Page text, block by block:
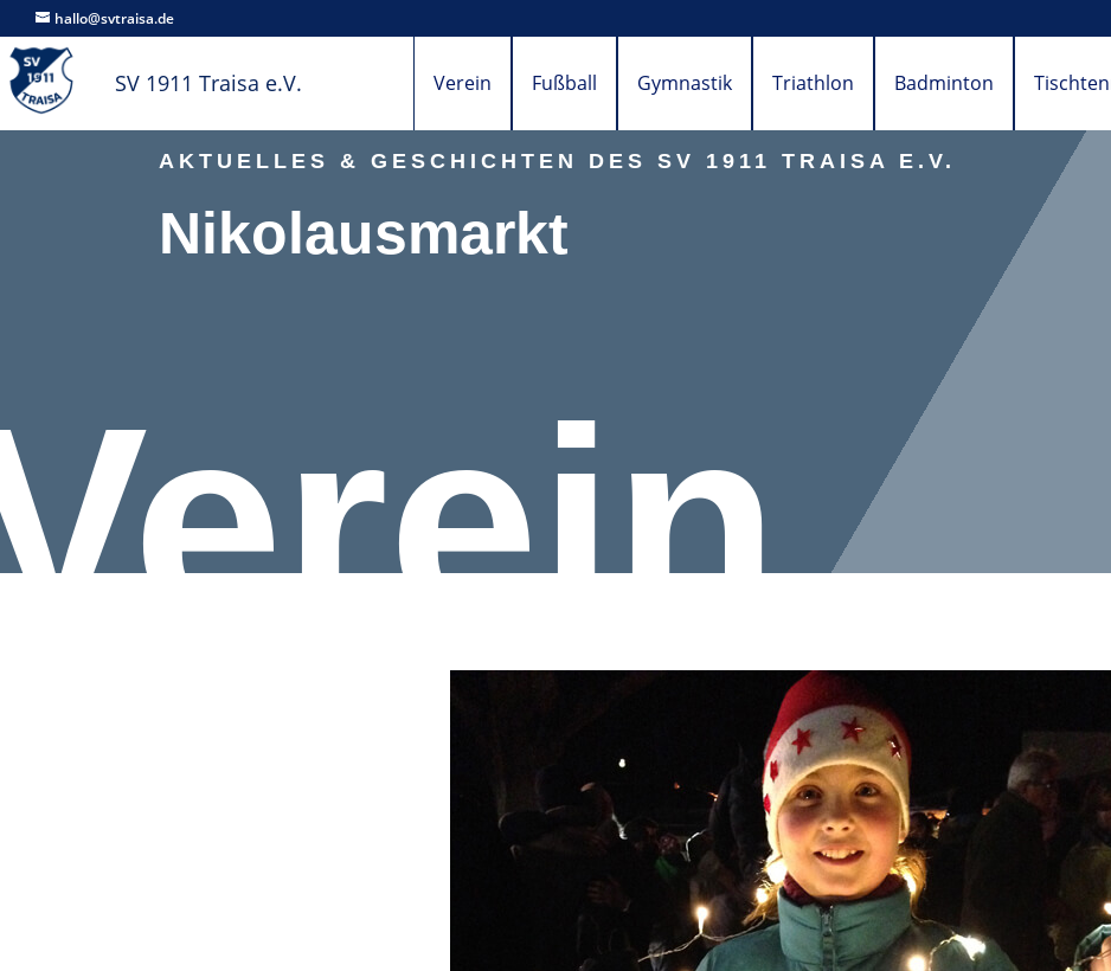
SV 1911 Traisa e.V. Verein Fußball Gymnastik Triathlon Badminton
hallo@svtraisa.de
AKTUELLES & GESCHICHTEN DES SV 1911 TRAISA E.V.
Nikolausmarkt